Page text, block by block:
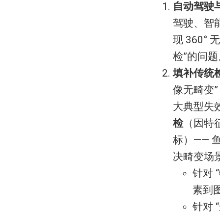
自动驾驶
驾驶、智
现 360°
检”的问
填补传统
像无畸变
大典型失
检（因特
标）——
决畸变场
针对
素到
针对